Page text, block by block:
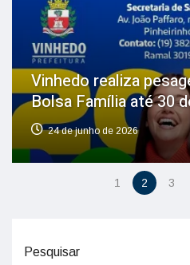
Vinhedo realiza
Bolsa Família até 30
24 de junho de 2026
1 2 3
Pesquisar